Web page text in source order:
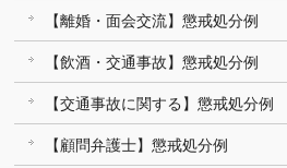
【離婚・面会交流】懲戒処分例
【飲酒・交通事故】懲戒処分例
【交通事故に関する】懲戒処分例
【顧問弁護士】懲戒処分例